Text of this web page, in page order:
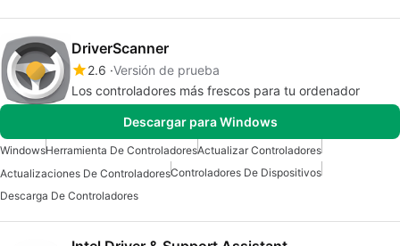
DriverScanner
2.6 Versión de prueba
Los controladores más frescos para tu ordenador
Descargar para Windows
WindowsHerramienta De ControladoresActualizar Controladores
Actualizaciones De ControladoresControladores De Dispositivos
Descarga De Controladores